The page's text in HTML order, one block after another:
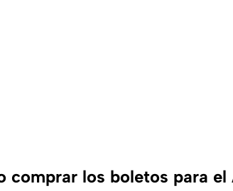
comprar los boletos para